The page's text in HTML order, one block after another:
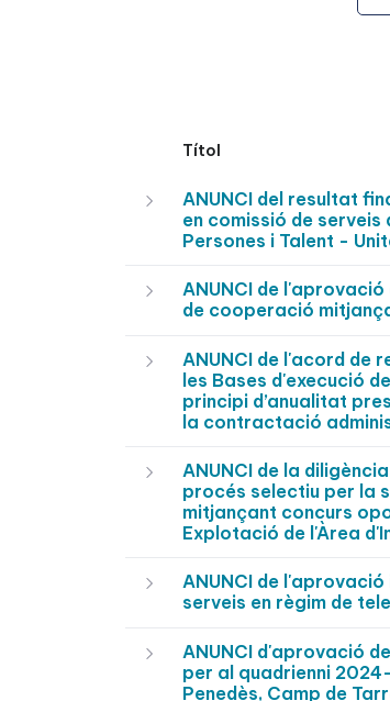
Títol
ANUNCI del resultat
en comissió de
Persones i Talent -
ANUNCI de
de cooperació
ANUNCI de l'acord de
les Bases d'execució
principi d’anualitat
la contractació
ANUNCI de la
procés selectiu per la
mitjançant concurs
Explotació de l'Àrea
ANUNCI de
serveis en règim de
ANUNCI d'aprovació
per al quadrienni
Penedès, Camp de